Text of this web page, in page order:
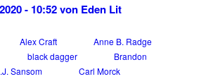
- 10:52 von Eden Lit
Alex Craft
Anne B. Radge
black dagger
Brandon
Sansom
Carl Morck